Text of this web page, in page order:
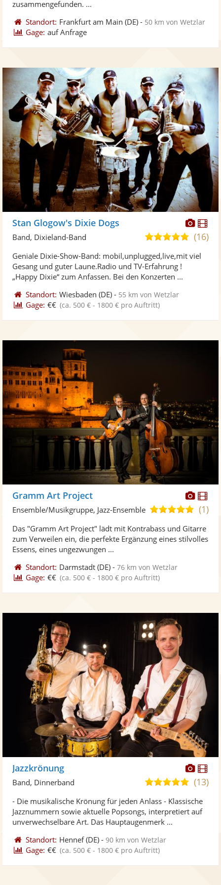
zusammengefunden. ...
Standort: Frankfurt am Main (DE) - 50 km von Wetzlar
Gage: auf Anfrage
Fotos
Stan Glogow's Dixie Dogs
4,9
5
(16)
Band, Dixieland-Band
Geniale Dixie-Show-Band: mobil,unplugged,live,mit viel
Gesang und guter Laune.Radio und TV-Erfahrung !
„Happy Dixie“ zum Anfassen. Bei den Konzerten ...
Standort: Wiesbaden (DE) - 55 km von Wetzlar
Gage: €€ (ca. 500 € - 1800 € pro Auftritt)
Fotos
Gramm Art Project
5,0
5
(1)
Ensemble/Musikgruppe, Jazz-Ensemble
Das "Gramm Art Project" lädt mit Kontrabass und Gitarre
zum Verweilen ein, die perfekte Ergänzung eines stilvolles
Essens, eines ungezwungen ...
Standort: Darmstadt (DE) -76 km von Wetzlar
Gage: €€ (ca. 500 € - 1800 € pro Auftritt)
Fotos
Jazzkrönung
5,0
5
(13)
Band, Dinnerband
- Die musikalische Krönung für jeden Anlass - Klassische
Jazznummern sowie aktuelle Popsongs, interpretiert auf
unverwechselbare Art. Das Hauptaugenmerk ...
Standort: Hennef(DE) -90 km von Wetzlar
Gage: €€ (ca. 500 € - 1800 € pro Auftritt)